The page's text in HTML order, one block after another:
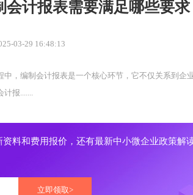
会计报表需要满足哪些要求
03-29 16:48:13
，编制会计报表是一个核心环节，它不仅关系到企
报.......
料和费用报价，还有最新中小微企业政策解
立即领取>